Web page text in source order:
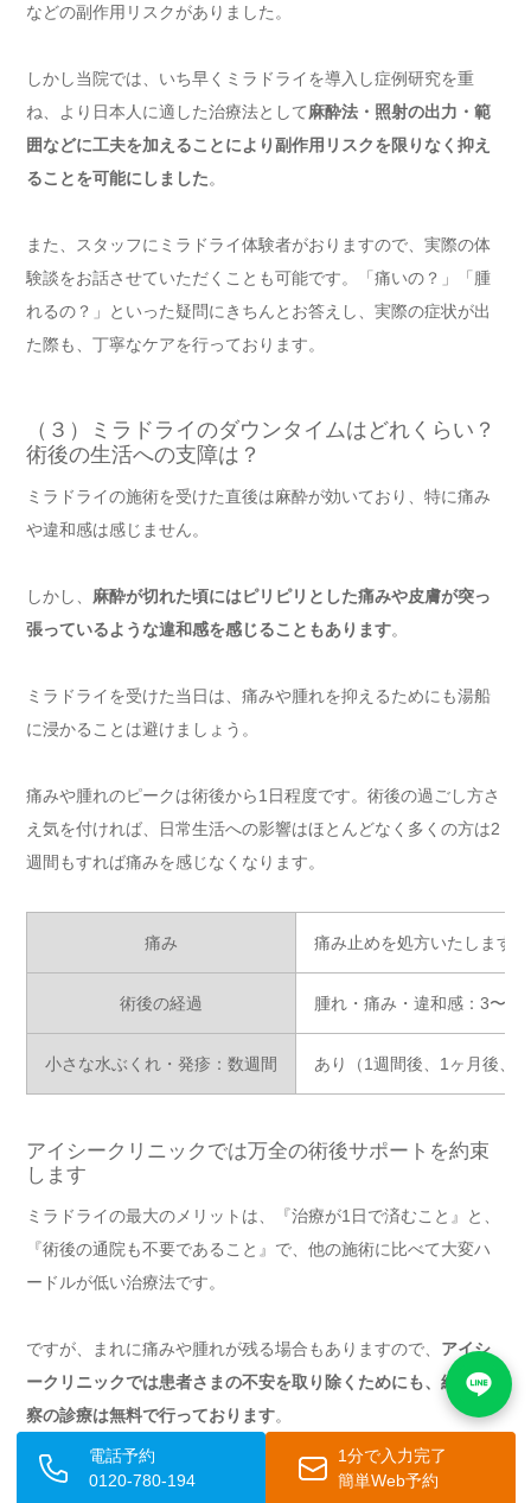
などの副作用リスクがありました。
しかし当院では、いち早くミラドライを導入し症例研究を重
ね、より日本人に適した治療法として麻酔法・照射の出力・範
囲などに工夫を加えることにより副作用リスクを限りなく抑え
ることを可能にしました。
また、スタッフにミラドライ体験者がおりますので、実際の体
験談をお話させていただくことも可能です。「痛いの？」「腫
れるの？」といった疑問にきちんとお答えし、実際の症状が出
た際も、丁寧なケアを行っております。
（３）ミラドライのダウンタイムはどれくらい？
術後の生活への支障は？
ミラドライの施術を受けた直後は麻酔が効いており、特に痛み
や違和感は感じません。
しかし、 麻酔が切れた頃にはピリピリとした痛みや皮膚が突っ
張っているような違和感を感じることもあります。
ミラドライを受けた当日は、痛みや腫れを抑えるためにも湯船
に浸かることは避けましょう。
痛みや腫れのピークは術後から1日程度です。術後の過ごし方さ
え気を付ければ、日常生活への影響はほとんどなく多くの方は2
週間もすれば痛みを感じなくなります。
痛み 痛み止めを処方いたします
術後の経過 腫れ・痛み・違和感：3〜4
小さな水ぶくれ・発疹：数週間 あり（1週間後、1ヶ月後、
アイシークリニックでは万全の術後サポートを約束
します
ミラドライの最大のメリットは、『治療が1日で済むこと』と、
『術後の通院も不要であること』で、他の施術に比べて大変ハ
ードルが低い治療法です。
ですが、まれに痛みや腫れが残る場合もありますので、 アイシ
ークリニックでは患者さまの不安を取り除くためにも、経過観
察の診療は無料で行っております。
また、通院が難しい場合でもメールなどで遠隔でのフォローを
電話予約
0120-780-194
1分で入力完了
簡単Web予約